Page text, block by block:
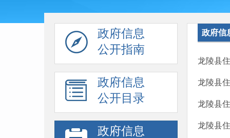
政府信息
公开指南
政府信息
公开目录
政府信息
政府信
龙陵县
龙陵县
龙陵县
龙陵县